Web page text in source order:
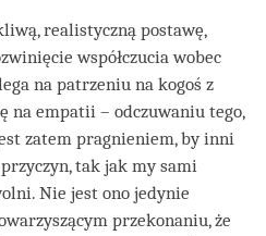
realistyczną postawę,
współczucia wobec
na patrzeniu na kogoś z
na empatii – odczuwaniu tego,
zatem pragnieniem, by inni
tak jak my sami
Nie jest ono jedynie
przekonaniu, że